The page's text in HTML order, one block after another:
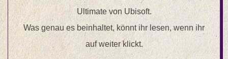
Ultimate von Ubisoft.
Was genau es beinhaltet, könnt ihr lesen, wenn ihr
auf weiter klickt.